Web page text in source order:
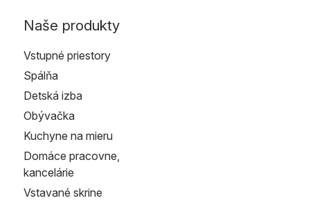
Naše produkty
Vstupné priestory
Spálňa
Detská izba
Obývačka
Kuchyne na mieru
Domáce pracovne,
kancelárie
Vstavané skrine